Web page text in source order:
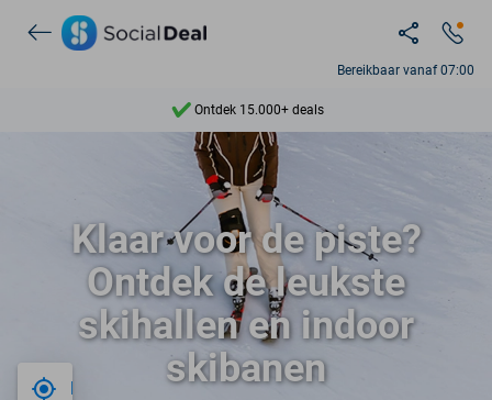
Bereikbaar vanaf 07:00
Ontdek 15.000+ deals
7 dagen per week beschikbaar
10+ miljoen leden
9,4
Ontdek 15.000+ deals
Klaar voor de piste?
Ontdek de leukste
skihallen en indoor
skibanen
Bij mij in de buurt